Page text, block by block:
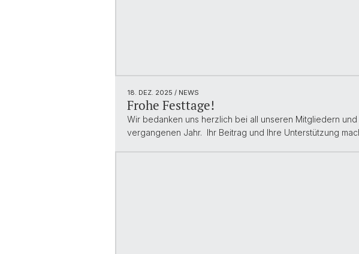
18. DEZ. 2025 / NEWS
Frohe Festtage!
Wir bedanken uns herzlich bei all unseren Mitgliedern
vergangenen Jahr. Ihr Beitrag und Ihre Unterstützung